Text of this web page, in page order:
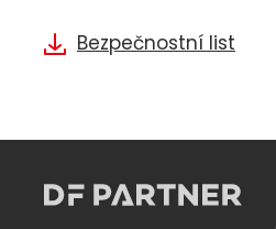
Bezpečnostní list